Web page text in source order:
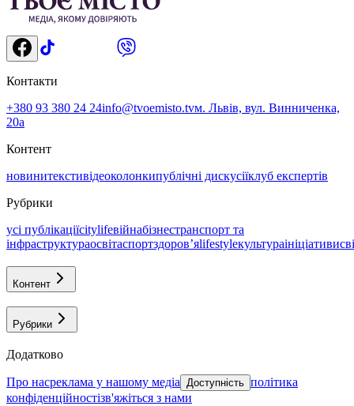
Контакти
+380 93 380 24 24info@tvoemisto.tvм. Львів, вул. Винниченка,
20а
Контент
новинитекстивідеоколонкипублічні дискусіїклуб експертів
Рубрики
усі публікаціїcitylifeвійнабізнестранспорт та
інфраструктураосвітаспортздоровʼяlifestyleкультураініціативи
Контент
Рубрики
Додатково
про насреклама у нашому медіа Доступність політика
конфіденційностізв'яжіться з нами